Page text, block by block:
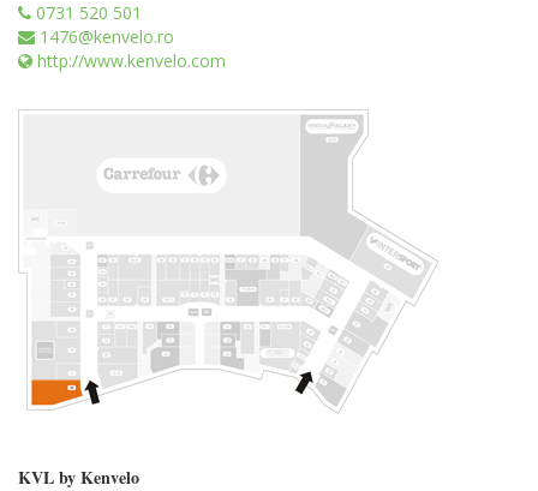
0731 520 501
1476@kenvelo.ro
http://www.kenvelo.com
KVL by Kenvelo